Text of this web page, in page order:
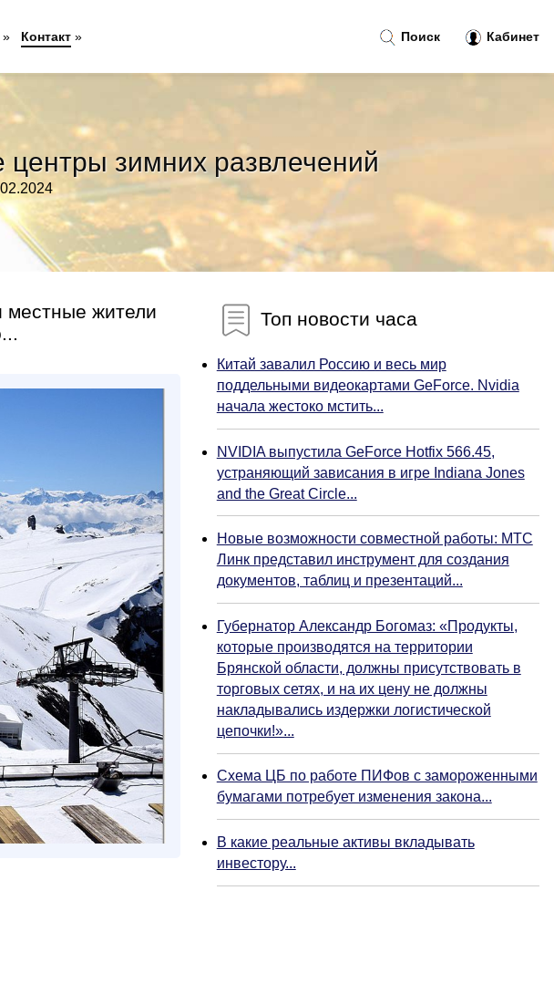
зимних развлечений
местные жители
Топ новости часа
Китай завалил Россию и весь мир
поддельными видеокартами GeForce. Nvidia
начала жестоко мстить...
NVIDIA выпустила GeForce Hotfix 566.45,
устраняющий зависания в игре Indiana Jones
and the Great Circle...
Новые возможности совместной работы: МТС
Линк представил инструмент для создания
документов, таблиц и презентаций...
Губернатор Александр Богомаз: «Продукты,
которые производятся на территории
Брянской области, должны присутствовать в
торговых сетях, и на их цену не должны
накладывались издержки логистической
цепочки!»...
Схема ЦБ по работе ПИФов с замороженными
бумагами потребует изменения закона...
В какие реальные активы вкладывать
инвестору...
Поиск Кабинет
» Контакт»